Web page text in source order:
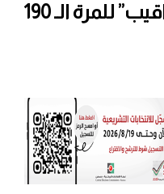
الاحتلال يهدم قرية “العراقيب” للمرة الـ 190